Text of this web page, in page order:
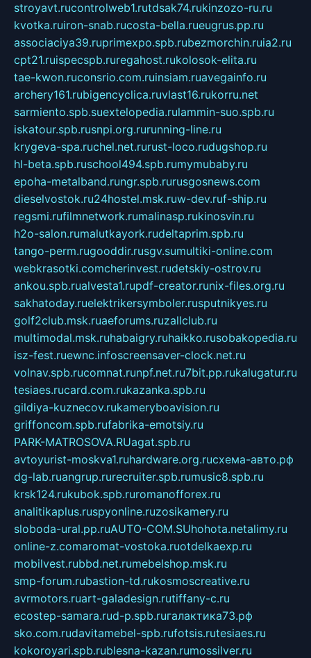
stroyavt.rucontrolweb1.rutdsak74.rukinzozo-ru.ru
kvotka.ruiron-snab.rucosta-bella.rueugrus.pp.ru
associaciya39.ruprimexpo.spb.rubezmorchin.ruia2.ru
cpt21.ruispecspb.ruregahost.rukolosok-elita.ru
tae-kwon.ruconsrio.com.ruinsiam.ruavegainfo.ru
archery161.rubigencyclica.ruvlast16.rukorru.net
sarmiento.spb.suextelopedia.rulammin-suo.spb.ru
iskatour.spb.rusnpi.org.rurunning-line.ru
krygeva-spa.ruchel.net.rurust-loco.rudugshop.ru
hl-beta.spb.ruschool494.spb.rumymubaby.ru
epoha-metalband.rungr.spb.rurusgosnews.com
dieselvostok.ru24hostel.msk.ruw-dev.ruf-ship.ru
regsmi.rufilmnetwork.rumalinasp.rukinosvin.ru
h2o-salon.rumalutkayork.rudeltaprim.spb.ru
tango-perm.rugooddir.rusgv.sumultiki-online.com
webkrasotki.comcherinvest.rudetskiy-ostrov.ru
ankou.spb.rualvesta1.rupdf-creator.runix-files.org.ru
sakhatoday.ruelektrikersymboler.rusputnikyes.ru
golf2club.msk.ruaeforums.ruzallclub.ru
multimodal.msk.ruhabaigry.ruhaikko.rusobakopedia.ru
isz-fest.ruewnc.infoscreensaver-clock.net.ru
volnav.spb.rucomnat.runpf.net.ru7bit.pp.rukalugatur.ru
tesiaes.rucard.com.rukazanka.spb.ru
gildiya-kuznecov.rukameryboavision.ru
griffoncom.spb.rufabrika-emotsiy.ru
PARK-MATROSOVA.RUagat.spb.ru
avtoyurist-moskva1.ruhardware.org.ruсхема-авто.рф
dg-lab.ruangrup.rurecruiter.spb.rumusic8.spb.ru
krsk124.rukubok.spb.ruromanofforex.ru
analitikaplus.ruspyonline.ruzosikamery.ru
sloboda-ural.pp.ruAUTO-COM.SUhohota.netalimy.ru
online-z.comaromat-vostoka.ruotdelkaexp.ru
mobilvest.rubbd.net.rumebelshop.msk.ru
smp-forum.rubastion-td.rukosmoscreative.ru
avrmotors.ruart-galadesign.rutiffany-c.ru
ecostep-samara.rud-p.spb.ruгалактика73.рф
sko.com.rudavitamebel-spb.rufotsis.rutesiaes.ru
kokoroyari.spb.rublesna-kazan.rumossilver.ru